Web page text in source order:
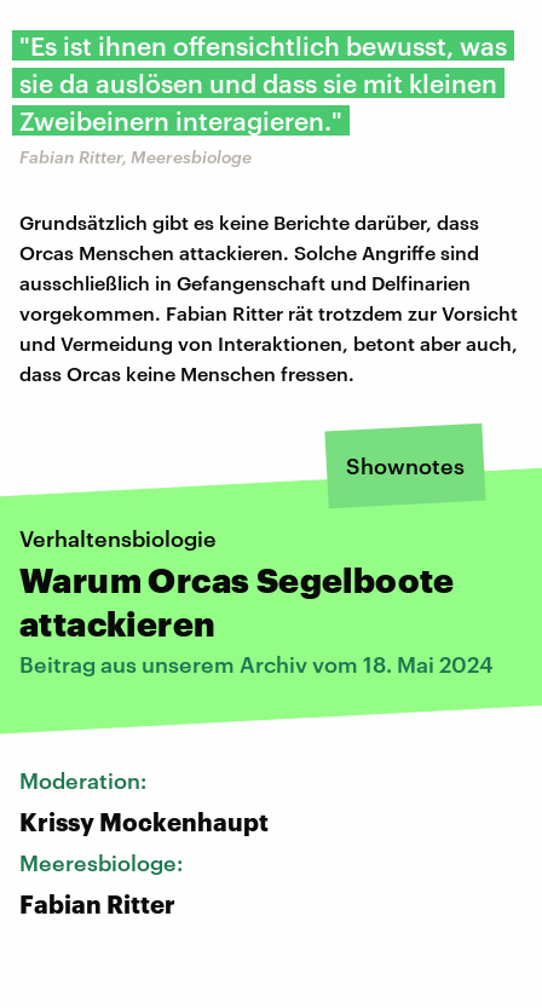
"Es ist ihnen offensichtlich bewusst, was
sie da auslösen und dass sie mit kleinen
Zweibeinern interagieren."
Fabian Ritter, Meeresbiologe
Grundsätzlich gibt es keine Berichte darüber, dass
Orcas Menschen attackieren. Solche Angriffe sind
ausschließlich in Gefangenschaft und Delfinarien
vorgekommen. Fabian Ritter rät trotzdem zur Vorsicht
und Vermeidung von Interaktionen, betont aber auch,
dass Orcas keine Menschen fressen.
Shownotes
Verhaltensbiologie
Warum Orcas Segelboote
attackieren
Beitrag aus unserem Archiv vom 18. Mai 2024
Moderation:
Krissy Mockenhaupt
Meeresbiologe:
Fabian Ritter